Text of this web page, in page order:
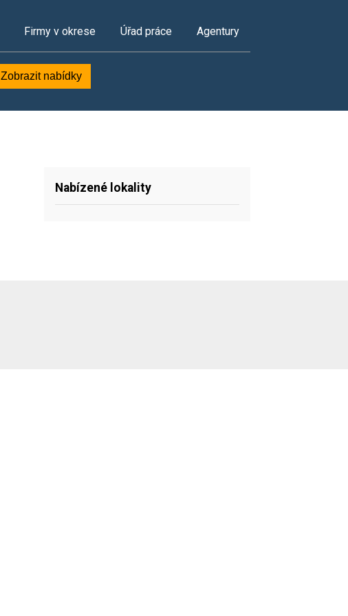
Firmy v okrese Úřad práce Agentury
Zobrazit nabídky
Nabízené lokality